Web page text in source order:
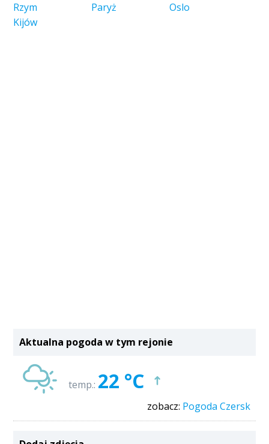
Rzym
Paryż
Oslo
Kijów
Aktualna pogoda w tym rejonie
temp.: 22 °C
zobacz: Pogoda Czersk